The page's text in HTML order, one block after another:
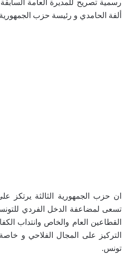
رسمية تصريح للمديرة العامة
ألفة الحامدي و رئيسة حزب الجمهورية
ان حزب الجمهورية الثالثة يرتكز
تسعى لمضاعفة الدخل الفردي
القطاعين العام والخاص وانتداب
التركيز على المجال الفلاحي و
تونس.